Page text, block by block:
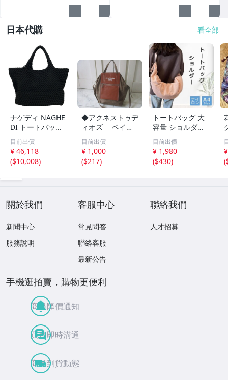
日本代購 看全部
ナゲディ NAGHE
DI トートバッグ -
黒 美品 バッグ
目前出價
¥ 46,118
($10,008)
◆アクネストゥデ
ィオズ ベイカ
ー アウト ナイ
ロン×レザー２WA
Yトートバック
美品◆
目前出價
¥ 1,000
($217)
トートバッグ 大
容量 ショルダー
バッグ ナイロ
ン 軽量 ベージ
ュ シンプル 肩
掛け レディー
目前出價
¥ 1,980
($430)
(
關於我們
新聞中心
服務說明
客服中心
常見問答
聯絡客服
最新公告
聯絡我們
人才招募
手機逛拍賣，購物更便利
商品降價通知
買賣即時溝通
商品到貨動態